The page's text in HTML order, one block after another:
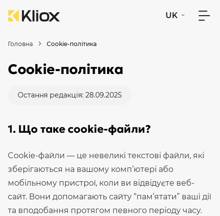
UK
Головна Cookie-політика
Cookie-політика
Остання редакція: 28.09.2025
1. Що таке cookie-файли?
Cookie-файли — це невеликі текстові файли, які
зберігаються на вашому комп’ютері або
мобільному пристрої, коли ви відвідуєте веб-
сайт. Вони допомагають сайту “пам’ятати” ваші дії
та вподобання протягом певного періоду часу.